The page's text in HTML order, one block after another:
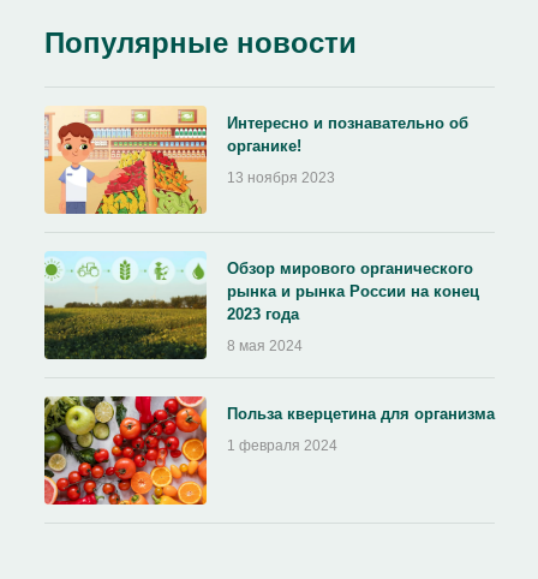
Популярные новости
Интересно и познавательно об
органике!
13 ноября 2023
Обзор мирового органического
рынка и рынка России на конец
2023 года
8 мая 2024
Польза кверцетина для организма
1 февраля 2024